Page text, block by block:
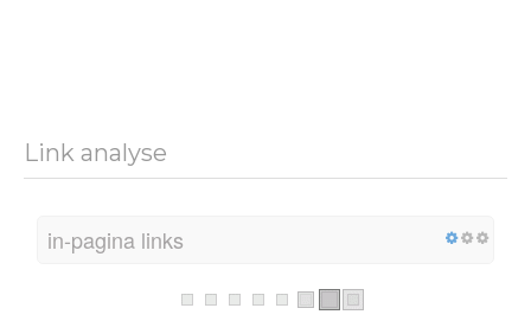
Link analyse
in-pagina links